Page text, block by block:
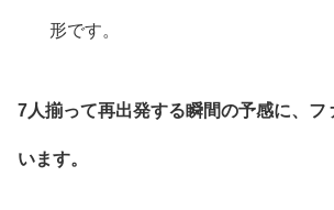
形です。
7人揃って再出発する瞬間の予感に、フ
います。